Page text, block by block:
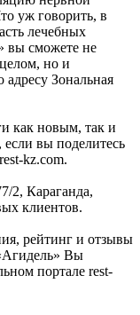
уж говорить, в
лечебных
вы сможете не
но и
адресу Зональная
как новым, так и
вы поделитесь
kz.com.
2, Караганда,
клиентов.
рейтинг и отзывы
Вы
портале rest-